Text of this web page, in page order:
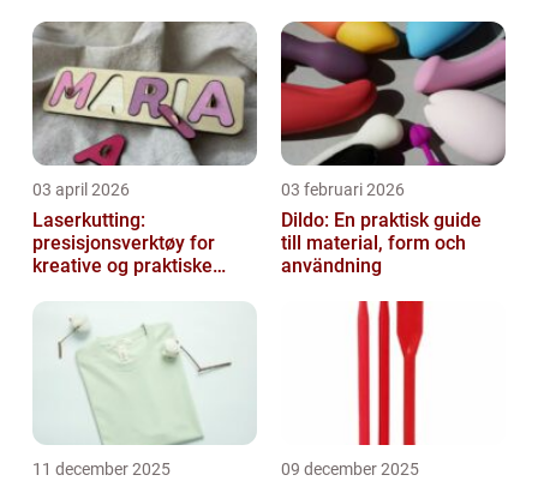
03 april 2026
Laserkutting:
presisjonsverktøy for
kreative og praktiske
03 februari 2026
Dildo: En praktisk guide
till material, form och
användning
11 december 2025 09 december 2025